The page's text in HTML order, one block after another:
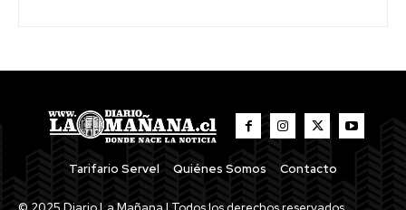
Tarifario Servel Quiénes Somos Contacto